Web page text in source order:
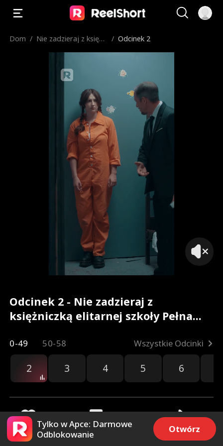
Dom / Nie zadzieraj z księżn
/ Odcinek 2
Odcinek 2 - Nie zadzieraj z
księżniczką elitarnej szkoły Pełna
0-49 50-58 Wszystkie Odcinki
2 3 4 5 6
478 5.5k Udostępnij
Tylko w Apce: Darmowe
Odblokowanie
Otwórz